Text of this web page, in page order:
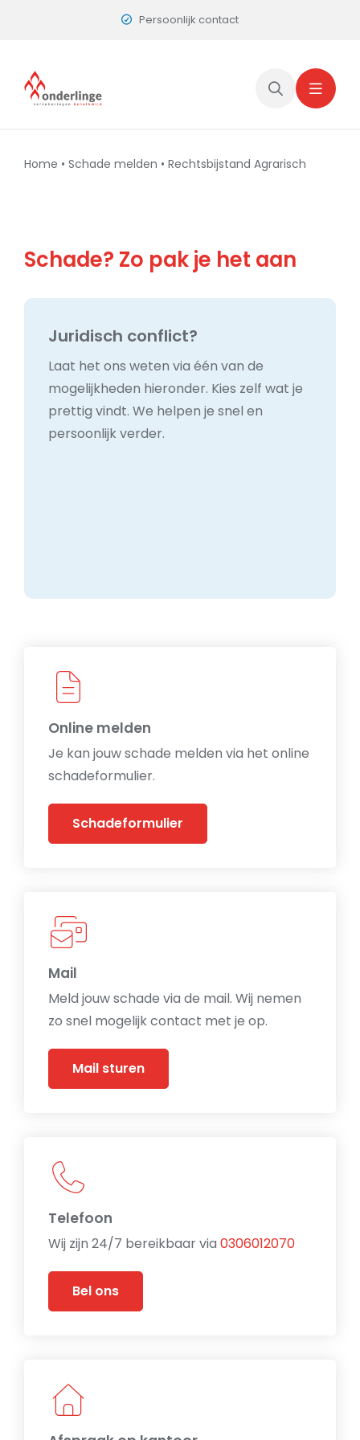
Persoonlijk contact
Home • Schade melden • Rechtsbijstand Agrarisch
Schade? Zo pak je het aan
Juridisch conflict?
Laat het ons weten via één van de
mogelijkheden hieronder. Kies zelf wat je
prettig vindt. We helpen je snel en
persoonlijk verder.
Online melden
Je kan jouw schade melden via het online
schadeformulier.
Schadeformulier
Mail
Meld jouw schade via de mail. Wij nemen
zo snel mogelijk contact met je op.
Mail sturen
Telefoon
Wij zijn 24/7 bereikbaar via 0306012070
Bel ons